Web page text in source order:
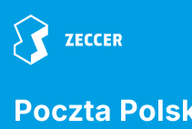
Poczta